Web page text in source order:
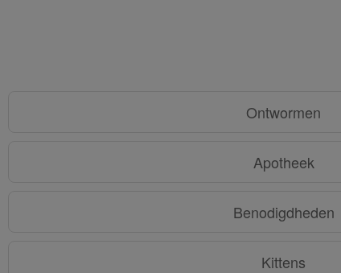
Ontwormen
Apotheek
Benodigdheden
Kittens